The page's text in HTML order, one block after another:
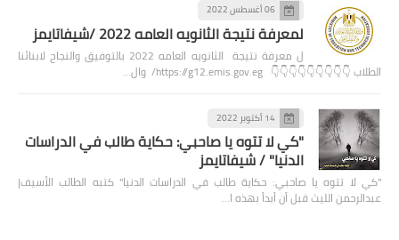
06 أغسطس 2022
لمعرفة نتيجة الثانويه العامه 2022 /شيفاتايمز
ل معرفة نتيجة الثانويه العامه 2022 بالتوفيق والنجاح لابنائنا
الطلاب 👇👇👇👇👇👇👇👇👇 https://g12.emis.gov.eg/ وال…
14 أكتوبر 2022
"كي لا تتوه يا صاحبي: حكاية طالب في الدراسات
الدنيا" / شيفاتايمز
"كي لا تتوه يا صاحبي: حكاية طالب في الدراسات الدنيا" كتبه الطالب الأسيف|
عبدالرحمن الليث قبل أن أبدأ بهذه ا…